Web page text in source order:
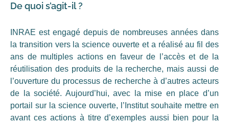
De quoi s’agit-il ?
INRAE est engagé depuis de nombreuses années dans
la transition vers la science ouverte et a réalisé au fil des
ans de multiples actions en faveur de l’accès et de la
réutilisation des produits de la recherche, mais aussi de
l’ouverture du processus de recherche à d’autres acteurs
de la société. Aujourd’hui, avec la mise en place d’un
portail sur la science ouverte, l’Institut souhaite mettre en
avant ces actions à titre d’exemples aussi bien pour la